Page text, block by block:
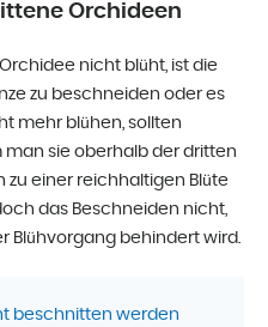
Orchideen
nicht blüht, ist die
zu beschneiden oder es
mehr blühen, sollten
sie oberhalb der dritten
zu einer reichhaltigen Blüte
das Beschneiden nicht,
Blühvorgang behindert wird.
beschnitten werden